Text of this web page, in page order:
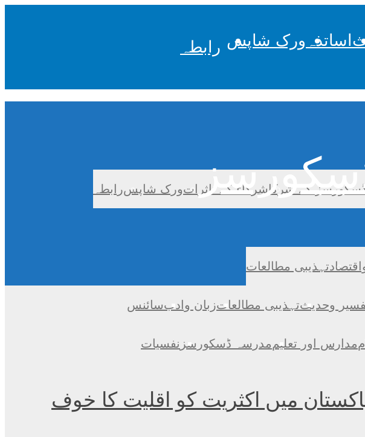
اساتذہ ورک شاپس رابطہ
کے شرکاشرکاء کے تاثراتورک شاپسرابطہ
تہذیبی مطالعات
وحدیثتہذیبی مطالعاتزبان وادبسائنس
مدارس اور تعلیممدرسہ ڈسکورسز نفسیات
میں اکثریت کو اقلیت کا خوف